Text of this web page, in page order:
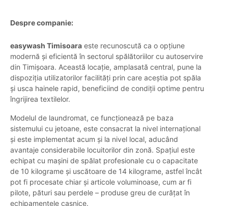
Despre companie:
easywash Timisoara este recunoscută ca o opțiune
modernă și eficientă în sectorul spălătoriilor cu autoservire
din Timișoara. Această locație, amplasată central, pune la
dispoziția utilizatorilor facilități prin care aceștia pot spăla
și usca hainele rapid, beneficiind de condiții optime pentru
îngrijirea textilelor.
Modelul de laundromat, ce funcționează pe baza
sistemului cu jetoane, este consacrat la nivel internațional
și este implementat acum și la nivel local, aducând
avantaje considerabile locuitorilor din zonă. Spațiul este
echipat cu mașini de spălat profesionale cu o capacitate
de 10 kilograme și uscătoare de 14 kilograme, astfel încât
pot fi procesate chiar și articole voluminoase, cum ar fi
pilote, pături sau perdele – produse greu de curățat în
echipamentele casnice.